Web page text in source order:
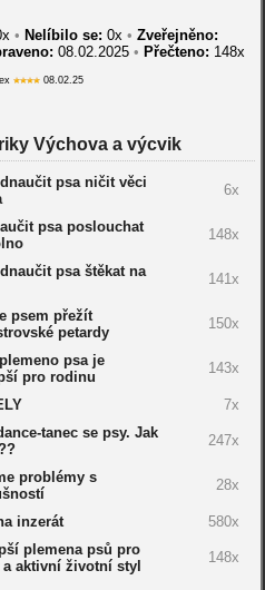
x • Nelíbilo se: 0x • Zveřejněno:
08.02.2025• Přečteno: 148x
08.02.25
Výchova a výcvik
psa ničit věci
6x
psa poslouchat
148x
psa štěkat na
141x
psem přežít
petardy
150x
psa je
pro rodinu
143x
7x
tanec se psy. Jak
247x
problémy s
28x
inzerát 580x
plemena psů pro
aktivní životní styl
148x